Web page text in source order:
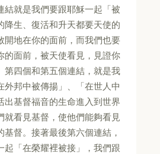
結就是我們要跟耶穌一起「被
降生、復活和升天都要天使的
開地在你的面前，而我們也要
的面前，被天使看見，見證你
第四個和第五個連結，就是我
外邦中被傳揚」、「在世人中
出基督福音的生命進入到世界
就看見基督，使他們能夠看見
督。接著最後第六個連結，
起「在榮耀裡被接」，我們跟